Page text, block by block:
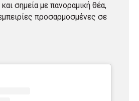
σημεία με πανοραμική θέα,
προσαρμοσμένες σε